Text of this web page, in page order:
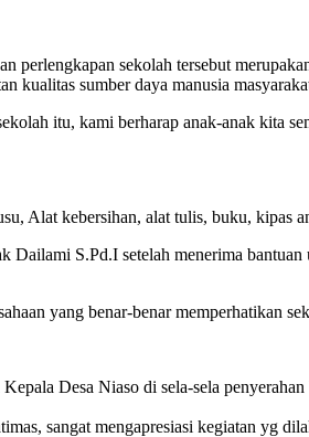
perlengkapan sekolah tersebut
kualitas sumber daya manusia
itu, kami berharap anak-anak kita
Alat kebersihan, alat tulis, buku, kipas
Dailami S.Pd.I setelah menerima
yang benar-benar memperhatikan
Desa Niaso di sela-sela
sangat mengapresiasi kegiatan yg